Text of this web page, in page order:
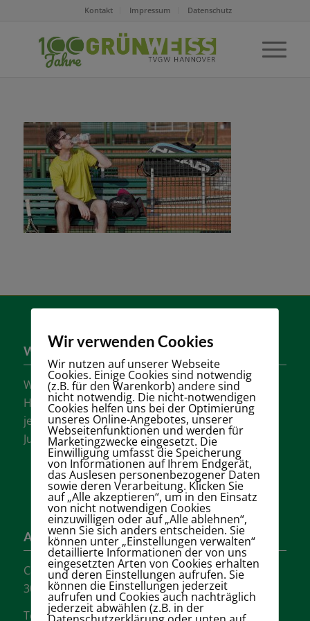
Kontakt Impressum Datenschutz
Wer sind wir?
Wir sind einer der größten Tennisvereine
Hannovers mit vielen aktiven Mannschaften in
jeder Altersklasse für Damen, Herren und
Jugendliche.
Adresse
Carl-Loges-Str.12
30657 Hannover
Tel.: + 49 511- 6046340
Wir verwenden Cookies
Wir nutzen auf unserer Webseite
Cookies. Einige Cookies sind notwendig
(z.B. für den Warenkorb) andere sind
nicht notwendig. Die nicht-notwendigen
Cookies helfen uns bei der Optimierung
unseres Online-Angebotes, unserer
Webseitenfunktionen und werden für
Marketingzwecke eingesetzt. Die
Einwilligung umfasst die Speicherung
von Informationen auf Ihrem Endgerät,
das Auslesen personenbezogener Daten
sowie deren Verarbeitung. Klicken Sie
auf „Alle akzeptieren“, um in den Einsatz
von nicht notwendigen Cookies
einzuwilligen oder auf „Alle ablehnen“,
wenn Sie sich anders entscheiden. Sie
können unter „Einstellungen verwalten“
detaillierte Informationen der von uns
eingesetzten Arten von Cookies erhalten
und deren Einstellungen aufrufen. Sie
können die Einstellungen jederzeit
aufrufen und Cookies auch nachträglich
jederzeit abwählen (z.B. in der